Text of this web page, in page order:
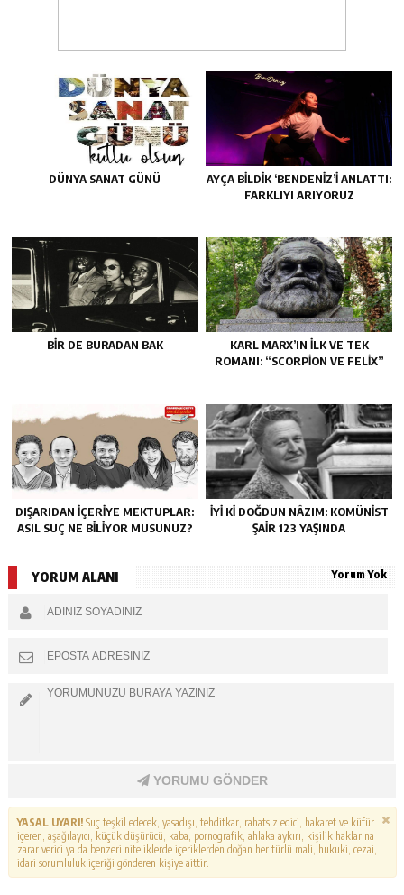
DÜNYA SANAT GÜNÜ
AYÇA BILDIK ‘BENDENIZ’I ANLATTI:
FARKLIYI ARIYORUZ
BIR DE BURADAN BAK
KARL MARX’IN ILK VE TEK
ROMANI: “SCORPION VE FELIX”
DIŞARIDAN IÇERIYE MEKTUPLAR:
ASIL SUÇ NE BILIYOR MUSUNUZ?
İYI KI DOĞDUN NÂZIM: KOMÜNIST
ŞAIR 123 YAŞINDA
YORUM ALANI Yorum Yok
YORUMU GÖNDER
YASAL UYARI!Suç teşkil edecek, yasadışı, tehditkar, rahatsız edici, hakaret ve küfür
içeren, aşağılayıcı, küçük düşürücü, kaba, pornografik, ahlaka aykırı, kişilik haklarına
zarar verici ya da benzeri niteliklerde içeriklerden doğan her türlü mali, hukuki, cezai,
idari sorumluluk içeriği gönderen kişiye aittir.